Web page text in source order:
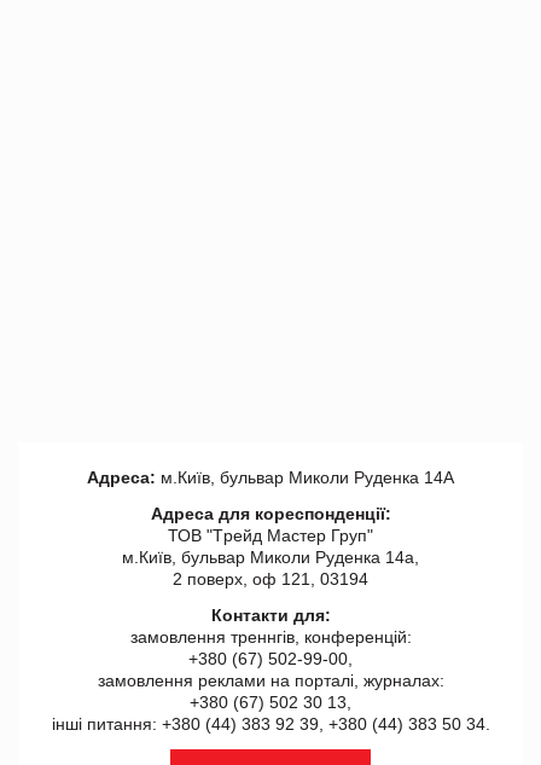
Адреса: м.Київ, бульвар Миколи Руденка 14А
Адреса для кореспонденції:
ТОВ "Tрейд Мастер Груп"
м.Київ, бульвар Миколи Руденка 14а,
2 поверх, оф 121, 03194
Контакти для:
замовлення треннгів, конференцій:
+380 (67) 502-99-00,
замовлення реклами на порталі, журналах:
+380 (67) 502 30 13,
інші питання: +380 (44) 383 92 39, +380 (44) 383 50 34.